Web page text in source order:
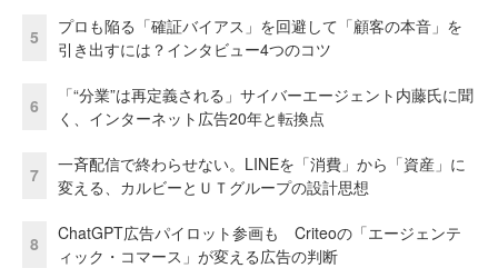
5
プロも陥る「確証バイアス」を回避して「顧客の本音」を
引き出すには？インタビュー4つのコツ
6
「“分業”は再定義される」サイバーエージェント内藤氏に聞
く、インターネット広告20年と転換点
7
一斉配信で終わらせない。LINEを「消費」から「資産」に
変える、カルビーとＵＴグループの設計思想
8
ChatGPT広告パイロット参画も Criteoの「エージェンテ
ィック・コマース」が変える広告の判断